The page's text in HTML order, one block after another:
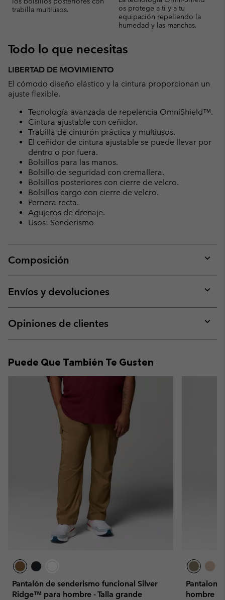
trabilla multiusos.
os protege a ti y a tu
equipación repeliendo la
humedad y las manchas.
Todo lo que necesitas
LIBERTAD DE MOVIMIENTO
El cómodo diseño elástico y la cintura proporcionan un
ajuste flexible.
Tecnología avanzada de repelencia OmniShield™.
Cintura ajustable con ceñidor.
Trabilla de cinturón práctica y multiusos.
El ceñidor de cintura ajustable se puede llevar por
dentro o por fuera.
Bolsillos para las manos.
Bolsillo de seguridad con cremallera.
Bolsillos posteriores con cierre de velcro.
Bolsillos cargo con cierre de velcro.
Pernera recta.
Agujeros de drenaje.
Usos: Senderismo
Composición
or
Envíos y devoluciones
or
Opiniones de clientes
or
Puede Que También Te Gusten
Pantalón de senderismo funcional Silver
Ridge™ para hombre - Talla grande
hombre